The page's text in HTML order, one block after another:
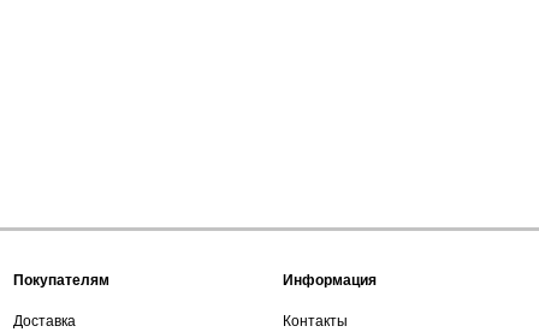
Покупателям
Доставка
Информация
Контакты